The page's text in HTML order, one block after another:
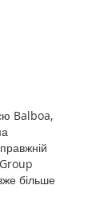
Balboa,
більше